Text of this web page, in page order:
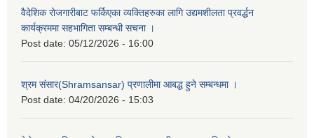
वैदेशिक रोजगारीबाट फर्किएका व्यक्तिहरुका लागि उद्यमशीलता प्रवर्द्धन
कार्यक्रममा सहभागिता सम्बन्धी सचना ।
Post date: 05/12/2026 - 16:00
श्रम संसार(Shramsansar) प्रणालीमा आबद्ध हुने सम्बन्धमा ।
Post date: 04/20/2026 - 15:03